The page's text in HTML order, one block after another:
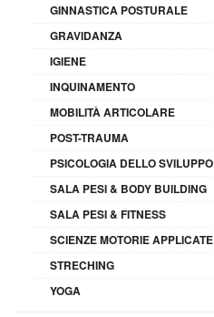
GINNASTICA POSTURALE
GRAVIDANZA
IGIENE
INQUINAMENTO
MOBILITÀ ARTICOLARE
POST-TRAUMA
PSICOLOGIA DELLO SVILUPPO
SALA PESI & BODY BUILDING
SALA PESI & FITNESS
SCIENZE MOTORIE APPLICATE
STRECHING
YOGA